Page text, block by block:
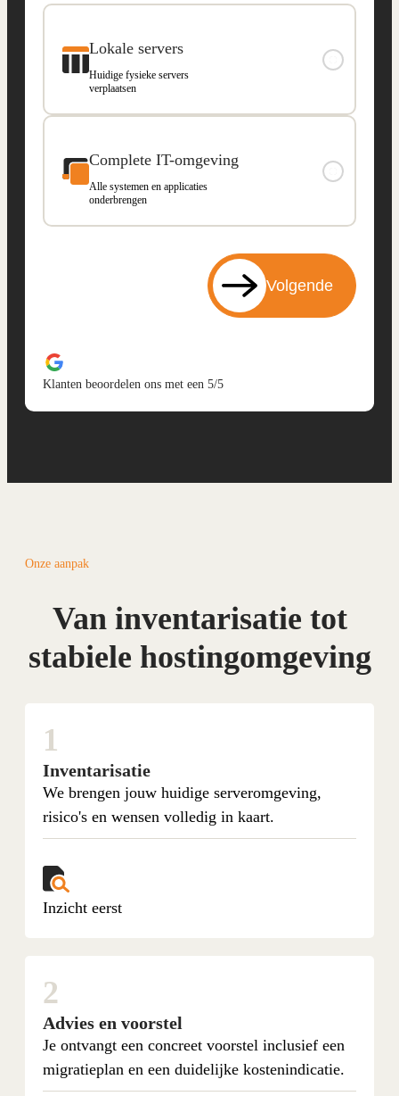
Lokale servers
Huidige fysieke servers
verplaatsen
Complete IT-omgeving
Alle systemen en applicaties
onderbrengen
Volgende
Klanten beoordelen ons met een 5/5
Onze aanpak
Van inventarisatie tot
stabiele hostingomgeving
1
Inventarisatie
We brengen jouw huidige serveromgeving,
risico's en wensen volledig in kaart.
Inzicht eerst
2
Advies en voorstel
Je ontvangt een concreet voorstel inclusief een
migratieplan en een duidelijke kostenindicatie.